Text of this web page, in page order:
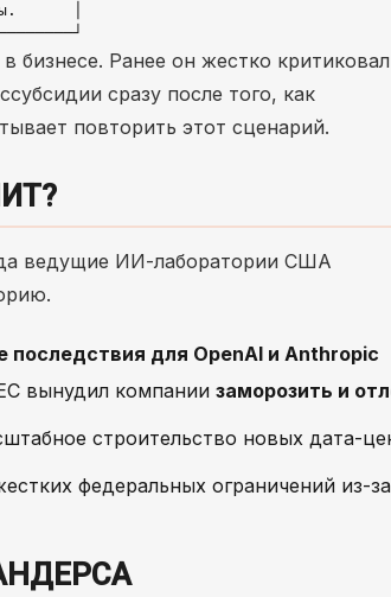
│
бизнесе. Ранее он жестко критиковал
сразу после того, как
повторить этот сценарий.
ведущие ИИ-лаборатории США
последствия для OpenAI и Anthropic
вынудил компании заморозить и
строительство новых дата-
федеральных ограничений из-